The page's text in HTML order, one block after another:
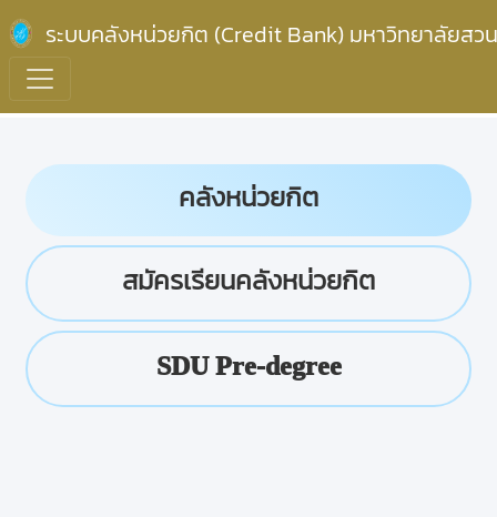
ระบบคลังหน่วยกิต (Credit Bank) มหาวิทยาลัยส
คลังหน่วยกิต
สมัครเรียนคลังหน่วยกิต
SDU Pre-degree